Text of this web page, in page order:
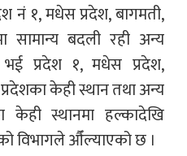
नं १, मधेस प्रदेश, बागमती,
सामान्य बदली रही अन्य
प्रदेश १, मधेस प्रदेश,
केही स्थान तथा अन्य
केही स्थानमा हल्कादेखि
विभागले औँल्याएको छ ।